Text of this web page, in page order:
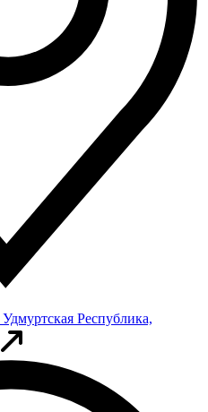
Удмуртская Республика,